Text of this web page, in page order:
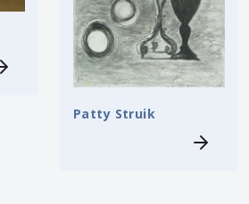
Patty Struik